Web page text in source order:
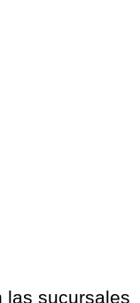
las sucursales